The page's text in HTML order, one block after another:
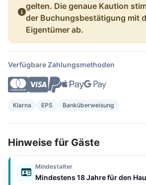
gelten. Die genaue Kaution
der Buchungsbestätigung mit
Eigentümer ab.
Verfügbare Zahlungsmethoden
Klarna EPS Banküberweisung
Hinweise für Gäste
Mindestalter
Mindestens 18 Jahre für den